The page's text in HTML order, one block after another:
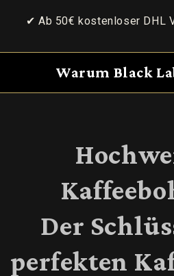
✔ Ab 50€ kostenloser DHL
Warum Black
Der
perfekten